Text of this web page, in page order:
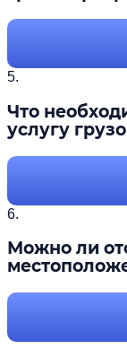
5.
Что
услугу
6.
Можно ли